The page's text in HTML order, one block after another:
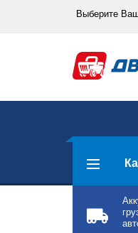
Выберите